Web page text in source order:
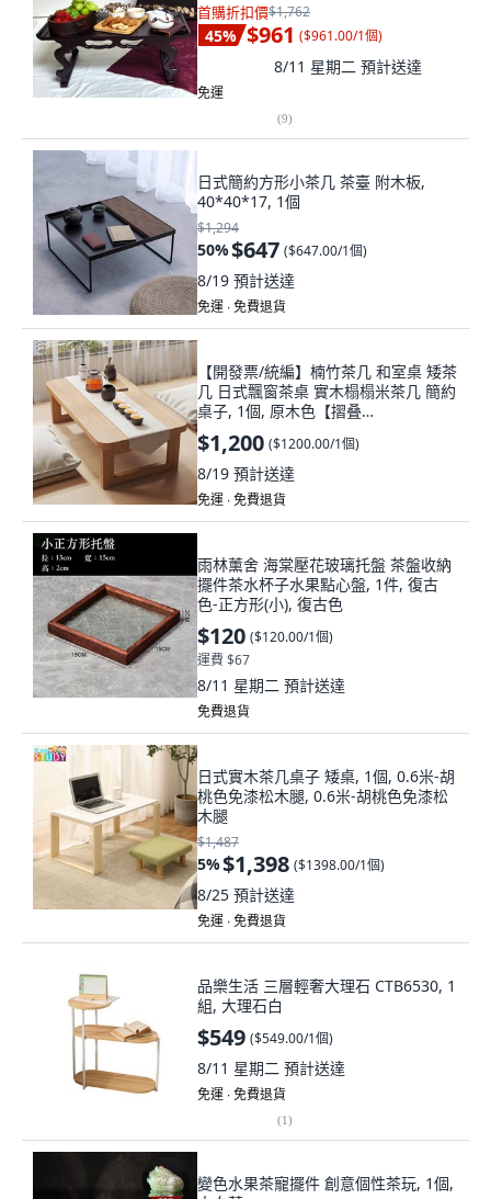
首購折扣價$1,762
45% $961 ($961.00/1個)
8/11 星期二 預計送達
免運
(9)
日式簡約方形小茶几 茶臺 附木板,
40*40*17, 1個
$1,294
50%$647 ($647.00/1個)
8/19 預計送達
免運 ∙ 免費退貨
【開發票/統編】楠竹茶几 和室桌 矮茶
几 日式飄窗茶桌 實木榻榻米茶几 簡約
桌子, 1個, 原木色【摺叠
款】,60*37*30（免安裝）厚度1.5
$1,200 ($1200.00/1個)
8/19 預計送達
免運 ∙ 免費退貨
雨林薰舍 海棠壓花玻璃托盤 茶盤收納
擺件茶水杯子水果點心盤, 1件, 復古
色-正方形(小), 復古色
$120 ($120.00/1個)
運費 $67
8/11 星期二 預計送達
免費退貨
日式實木茶几桌子 矮桌, 1個, 0.6米-胡
桃色免漆松木腿, 0.6米-胡桃色免漆松
木腿
$1,487
5%$1,398 ($1398.00/1個)
8/25 預計送達
免運 ∙ 免費退貨
品樂生活 三層輕奢大理石 CTB6530, 1
組, 大理石白
$549 ($549.00/1個)
8/11 星期二 預計送達
免運 ∙ 免費退貨
(1)
變色水果茶寵擺件 創意個性茶玩, 1個,